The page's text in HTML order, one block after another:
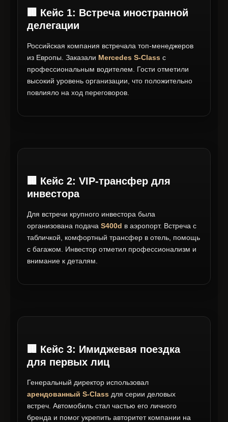
🏢 Кейс 1: Встреча иностранной
делегации
Российская компания встречала топ-менеджеров
из Европы. Заказали Mercedes S-Class с
профессиональным водителем. Гости отметили
высокий уровень организации, что положительно
повлияло на ход переговоров.
🏢 Кейс 2: VIP-трансфер для
инвестора
Для встречи крупного инвестора была
организована подача S400d в аэропорт. Встреча с
табличкой, комфортный трансфер в отель, помощь
с багажом. Инвестор отметил профессионализм и
внимание к деталям.
🏢 Кейс 3: Имиджевая поездка
для первых лиц
Генеральный директор использовал
арендованный S-Class для серии деловых
встреч. Автомобиль стал частью его личного
бренда и помог укрепить авторитет компании на